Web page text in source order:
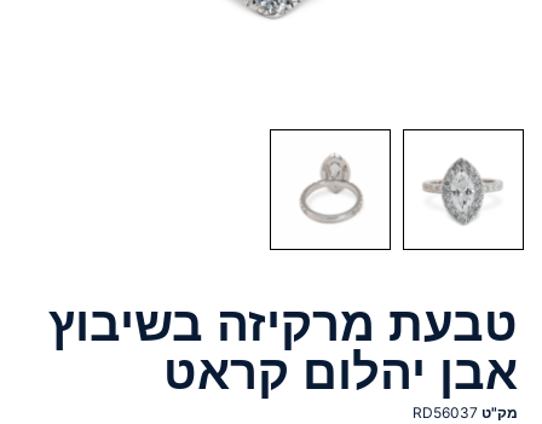
טבעת מרקיזה בשיבוץ
אבן יהלום קראט
מק"ט RD56037